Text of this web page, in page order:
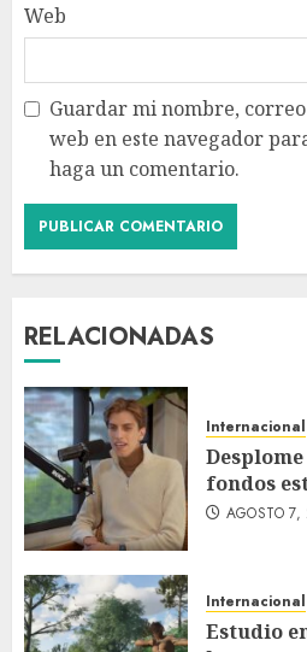
Web
Guardar mi nombre,
web en este navegador
haga un comentario.
RELACIONADAS
Internacional
fondos
AGOSTO
Internacional
Estudio